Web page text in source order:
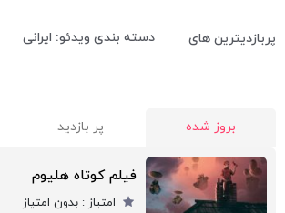
پربازدیترین های دسته بندی ویدئو: ایرانی
بروز شده پر بازدید
فیلم کوتاه هلیوم
امتیاز : بدون امتیاز